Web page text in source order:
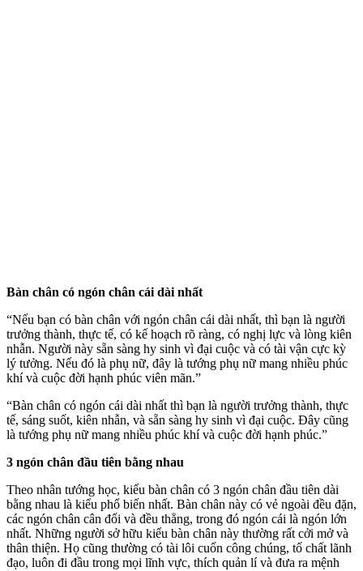
Bàn chân có ngón chân cái dài nhất
“Nếu bạn có bàn chân với ngón chân cái dài nhất, thì bạn là người
trưởng thành, thực tế, có kế hoạch rõ ràng, có nghị lực và lòng kiên
nhẫn. Người này sẵn sàng hy sinh vì đại cuộc và có tài vận cực kỳ
lý tưởng. Nếu đó là phụ nữ, đây là tướng phụ nữ mang nhiều phúc
khí và cuộc đời hạnh phúc viên mãn.”
“Bàn chân có ngón cái dài nhất thì bạn là người trưởng thành, thực
tế, sáng suốt, kiên nhẫn, và sẵn sàng hy sinh vì đại cuộc. Đây cũng
là tướng phụ nữ mang nhiều phúc khí và cuộc đời hạnh phúc.”
3 ngón chân đầu tiên bằng nhau
Theo nhân tướng học, kiểu bàn chân có 3 ngón chân đầu tiên dài
bằng nhau là kiểu phổ biến nhất. Bàn chân này có vẻ ngoài đều đặn,
các ngón chân cân đối và đều thẳng, trong đó ngón cái là ngón lớn
nhất. Những người sở hữu kiểu bàn chân này thường rất cởi mở và
thân thiện. Họ cũng thường có tài lôi cuốn công chúng, tố chất lãnh
đạo, luôn đi đầu trong mọi lĩnh vực, thích quản lí và đưa ra mệnh